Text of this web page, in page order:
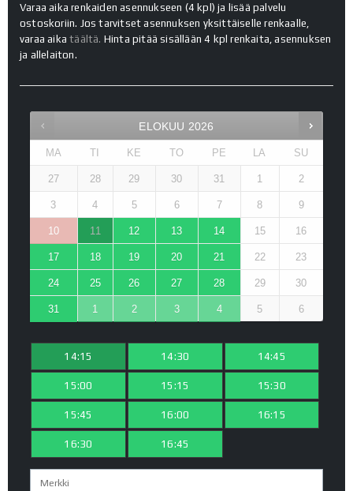
Varaa aika renkaiden asennukseen (4 kpl) ja lisää palvelu
ostoskoriin. Jos tarvitset asennuksen yksittäiselle renkaalle,
varaa aikatäältä. Hinta pitää sisällään 4 kpl renkaita, asennuksen
ja allelaiton.
ELOKUU 2026
MA TI KE TO PE LA SU
27 28 29 30 31 1 2
3 4 5 6 7 8 9
10 11 12 13 14 15 16
17 18 19 20 21 22 23
24 25 26 27 28 29 30
31 1 2 3 4 5 6
14:15 14:30 14:45
15:00 15:15 15:30
15:45 16:00 16:15
16:30 16:45